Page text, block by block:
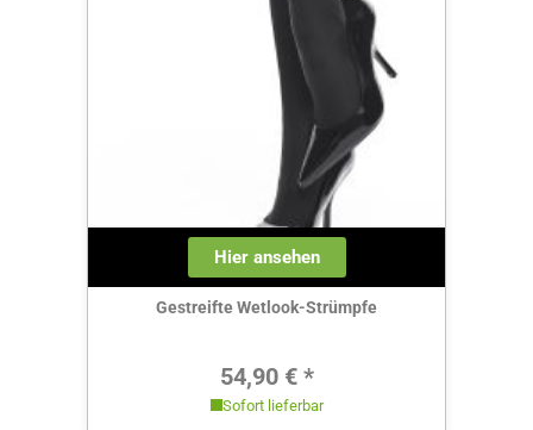
Hier ansehen
Gestreifte Wetlook-Strümpfe
Regulärer Preis:
54,90 € *
Sofort lieferbar